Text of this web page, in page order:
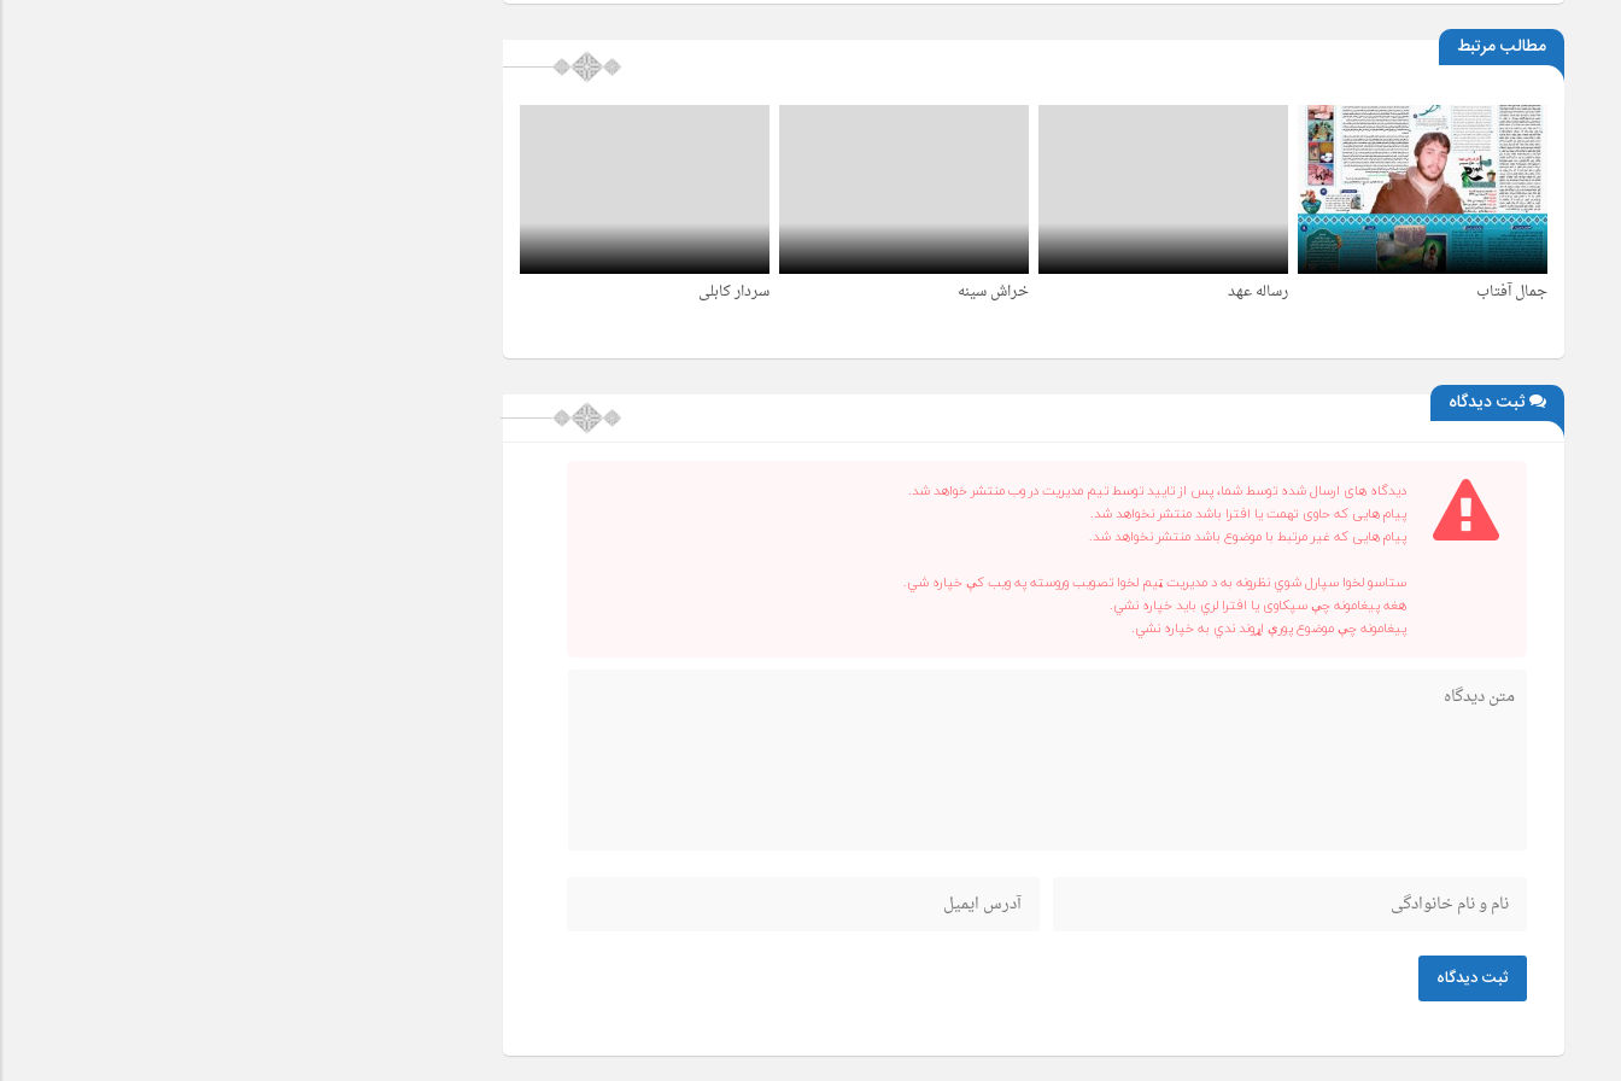
مطالب مرتبط
4 سال قبل
جمال آفتاب رساله عهد
4 سال قبل
خراش سینه
4 سال قبل
سردار کابلی
ثبت دیدگاه
دیدگاه های ارسال شده توسط شما، پس از تایید توسط تیم مدیریت در وب منتشر خواهد شد.
پیام هایی که حاوی تهمت یا افترا باشد منتشر نخواهد شد.
پیام هایی که غیر مرتبط با موضوع باشد منتشر نخواهد شد.
ستاسو لخوا سپارل شوي نظرونه به د مدیریت ټیم لخوا تصویب وروسته په ویب کې خپاره شي.
هغه پیغامونه چې سپکاوی یا افترا لري باید خپاره نشي.
پیغامونه چې موضوع پورې اړوند ندي به خپاره نشي.
ثبت دیدگاه